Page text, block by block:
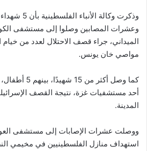
وذكرت وكالة
وعشرات المصابين وصلوا إلى مستشفى
الميداني، جراء قصف الاحتلال لعدد من
مواصي خان يونس.
أحد مستشفيات غزة، نتيجة القصف
المدينة.
ووصلت عشرات الإصابات إلى مستشفى
استهداف منازل الفلسطينيين في مخيمي